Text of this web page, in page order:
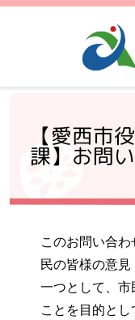
【愛西市
課】お問
このお問い合
民の皆様の意
一つとして、市
ことを目的とし